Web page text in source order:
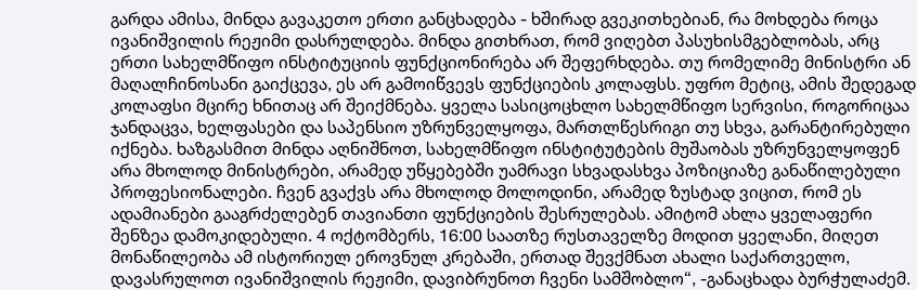
გარდა ამისა, მინდა გავაკეთო ერთი განცხადება - ხშირად გვეკითხებიან, რა მოხდება როცა
ივანიშვილის რეჟიმი დასრულდება. მინდა გითხრათ, რომ ვიღებთ პასუხისმგებლობას, არც
ერთი სახელმწიფო ინსტიტუციის ფუნქციონირება არ შეფერხდება. თუ რომელიმე მინისტრი ან
მაღალჩინოსანი გაიქცევა, ეს არ გამოიწვევს ფუნქციების კოლაფსს. უფრო მეტიც, ამის შედეგად
კოლაფსი მცირე ხნითაც არ შეიქმნება. ყველა სასიცოცხლო სახელმწიფო სერვისი, როგორიცაა
ჯანდაცვა, ხელფასები და საპენსიო უზრუნველყოფა, მართლწესრიგი თუ სხვა, გარანტირებული
იქნება. ხაზგასმით მინდა აღნიშნოთ, სახელმწიფო ინსტიტუტების მუშაობას უზრუნველყოფენ
არა მხოლოდ მინისტრები, არამედ უწყებებში უამრავი სხვადასხვა პოზიციაზე განაწილებული
პროფესიონალები. ჩვენ გვაქვს არა მხოლოდ მოლოდინი, არამედ ზუსტად ვიცით, რომ ეს
ადამიანები გააგრძელებენ თავიანთი ფუნქციების შესრულებას. ამიტომ ახლა ყველაფერი
შენზეა დამოკიდებული. 4 ოქტომბერს, 16:00 საათზე რუსთაველზე მოდით ყველანი, მიღეთ
მონაწილეობა ამ ისტორიულ ეროვნულ კრებაში, ერთად შევქმნათ ახალი საქართველო,
დავასრულოთ ივანიშვილის რეჟიმი, დავიბრუნოთ ჩვენი სამშობლო“, -განაცხადა ბურჭულაძემ.